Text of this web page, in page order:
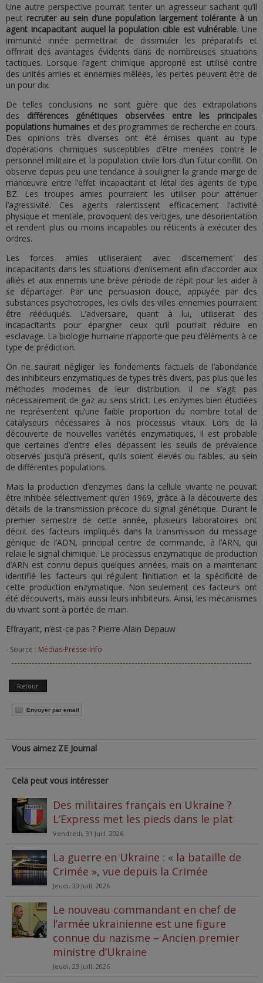
Une autre perspective pourrait tenter un agresseur sachant qu’il
peut recruter au sein d’une population largement tolérante à un
agent incapacitant auquel la population cible est vulnérable. Une
immunité innée permettrait de dissimuler les préparatifs et
offrirait des avantages évidents dans de nombreuses situations
tactiques. Lorsque l’agent chimique approprié est utilisé contre
des unités amies et ennemies mêlées, les pertes peuvent être de
un pour dix.
De telles conclusions ne sont guère que des extrapolations
des différences génétiques observées entre les principales
populations humaines et des programmes de recherche en cours.
Des opinions très diverses ont été émises quant au type
d’opérations chimiques susceptibles d’être menées contre le
personnel militaire et la population civile lors d’un futur conflit. On
observe depuis peu une tendance à souligner la grande marge de
manœuvre entre l’effet incapacitant et létal des agents de type
BZ. Les troupes amies pourraient les utiliser pour atténuer
l’agressivité. Ces agents ralentissent efficacement l’activité
physique et mentale, provoquent des vertiges, une désorientation
et rendent plus ou moins incapables ou réticents à exécuter des
ordres.
Les forces amies utiliseraient avec discernement des
incapacitants dans les situations d’enlisement afin d’accorder aux
alliés et aux ennemis une brève période de répit pour les aider à
se départager. Par une persuasion douce, appuyée par des
substances psychotropes, les civils des villes ennemies pourraient
être rééduqués. L’adversaire, quant à lui, utiliserait des
incapacitants pour épargner ceux qu’il pourrait réduire en
esclavage. La biologie humaine n’apporte que peu d’éléments à ce
type de prédiction.
On ne saurait négliger les fondements factuels de l’abondance
des inhibiteurs enzymatiques de types très divers, pas plus que les
méthodes modernes de leur distribution. Il ne s’agit pas
nécessairement de gaz au sens strict. Les enzymes bien étudiées
ne représentent qu’une faible proportion du nombre total de
catalyseurs nécessaires à nos processus vitaux. Lors de la
découverte de nouvelles variétés enzymatiques, il est probable
que certaines d’entre elles dépassent les seuils de prévalence
observés jusqu’à présent, qu’ils soient élevés ou faibles, au sein
de différentes populations.
Mais la production d’enzymes dans la cellule vivante ne pouvait
être inhibée sélectivement qu’en 1969, grâce à la découverte des
détails de la transmission précoce du signal génétique. Durant le
premier semestre de cette année, plusieurs laboratoires ont
décrit des facteurs impliqués dans la transmission du message
génique de l’ADN, principal centre de commande, à l’ARN, qui
relaie le signal chimique. Le processus enzymatique de production
d’ARN est connu depuis quelques années, mais on a maintenant
identifié les facteurs qui régulent l’initiation et la spécificité de
cette production enzymatique. Non seulement ces facteurs ont
été découverts, mais aussi leurs inhibiteurs. Ainsi, les mécanismes
du vivant sont à portée de main.
Effrayant, n’est-ce pas ? Pierre-Alain Depauw
- Source : Médias-Presse-Info
Retour
Envoyer par email
Vous aimez ZE Journal
Cela peut vous intéresser
Des militaires français en Ukraine ?
L’Express met les pieds dans le plat
Vendredi, 31 Juill. 2026
La guerre en Ukraine : « la bataille de
Crimée », vue depuis la Crimée
Jeudi, 30 Juill. 2026
Le nouveau commandant en chef de
l’armée ukrainienne est une figure
connue du nazisme – Ancien premier
ministre d’Ukraine
Jeudi, 23 Juill. 2026